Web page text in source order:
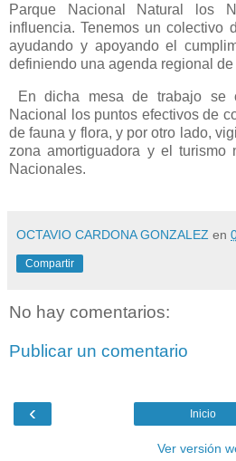
Parque Nacional Natural los
influencia. Tenemos un colectivo
ayudando y apoyando el
definiendo una agenda regional de
En dicha mesa de trabajo se
Nacional los puntos efectivos de
de fauna y flora, y por otro lado,
zona amortiguadora y el turismo
Nacionales.
OCTAVIO CARDONA GONZALEZ en
Compartir
No hay comentarios:
Publicar un comentario
‹ Inicio
Ver versión